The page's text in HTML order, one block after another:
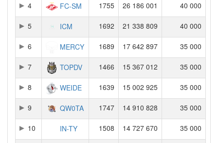
4 FC-SM 1755 26 186 001 40 000
5 ICM 1692 21 338 809 40 000
6 MERCY 1689 17 642 897 35 000
7 TOPDV 1466 15 367 012 35 000
8 WEIDE 1639 15 002 925 35 000
9 QW0TA 1747 14 910 828 35 000
10 IN-TY 1508 14 727 670 35 000